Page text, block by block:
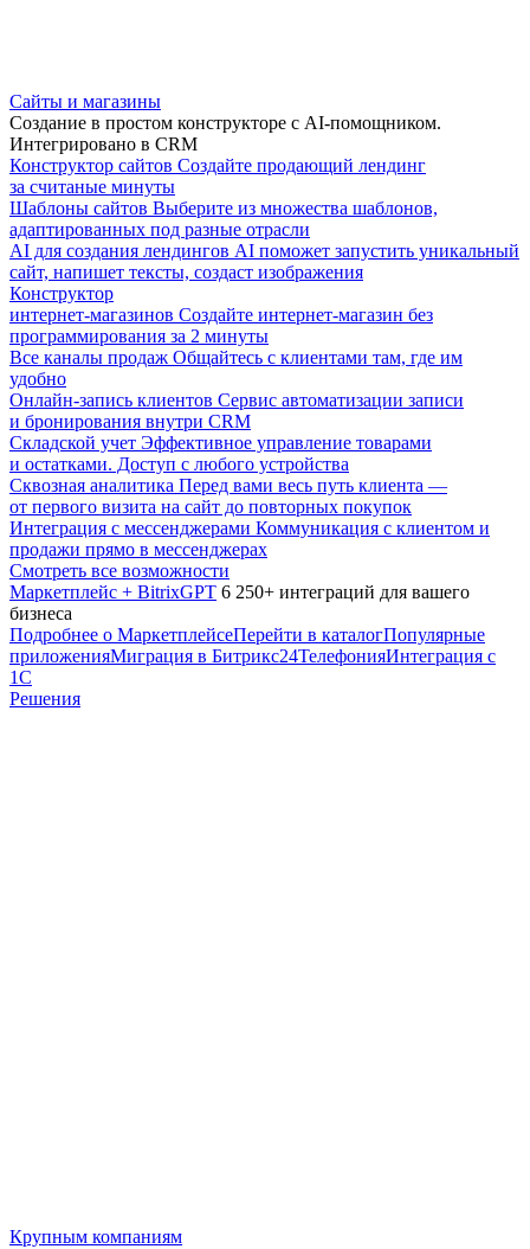
Сайты и магазины
Создание в простом конструкторе с AI-помощником.
Интегрировано в CRM
Конструктор сайтов Создайте продающий лендинг
за считаные минуты
Шаблоны сайтов Выберите из множества шаблонов,
адаптированных под разные отрасли
AI для создания лендингов AI поможет запустить уникальный
сайт, напишет тексты, создаст изображения
Конструктор
интернет-магазинов Создайте интернет-магазин без
программирования за 2 минуты
Все каналы продаж Общайтесь с клиентами там, где им
удобно
Онлайн-запись клиентов Сервис автоматизации записи
и бронирования внутри CRM
Складской учет Эффективное управление товарами
и остатками. Доступ с любого устройства
Сквозная аналитика Перед вами весь путь клиента —
от первого визита на сайт до повторных покупок
Интеграция с мессенджерами Коммуникация с клиентом и
продажи прямо в мессенджерах
Смотреть все возможности
Маркетплейс + BitrixGPT 6 250+ интеграций для вашего
бизнеса
Подробнее о МаркетплейсеПерейти в каталогПопулярные
приложенияМиграция в Битрикс24ТелефонияИнтеграция с
1С
Решения
Крупным компаниям